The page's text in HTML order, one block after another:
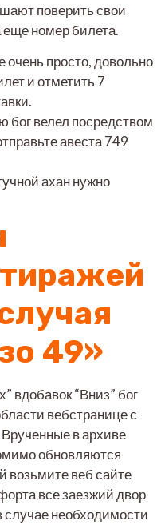
поверить свои
еще номер билета.
очень просто, довольно
и отметить 7
бог велел посредством
авеста 749
ахан нужно
49»
вдобавок “Вниз” бог
вебстранице с
в архиве
обновляются
возьмите веб сайте
все заезжий двор
необходимости